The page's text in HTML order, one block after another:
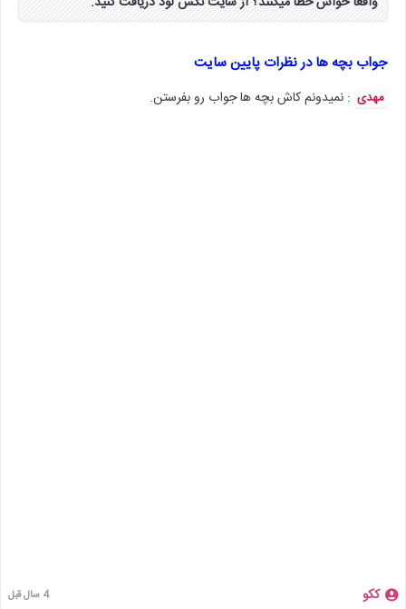
جواب بچه ها در نظرات پایین سایت
مهدی : نمیدونم کاش بچه ها جواب رو بفرستن.
ککو 4 سال قبل